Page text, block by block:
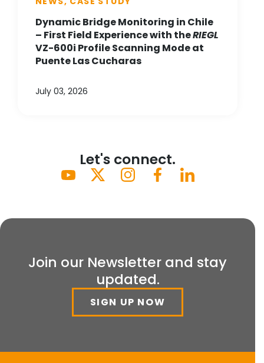
Dynamic Bridge Monitoring in Chile
– First Field Experience with theRIEGL
VZ-600i Profile Scanning Mode at
Puente Las Cucharas
July 03, 2026
Let's connect.
Join our Newsletter and stay
updated.
SIGN UP NOW